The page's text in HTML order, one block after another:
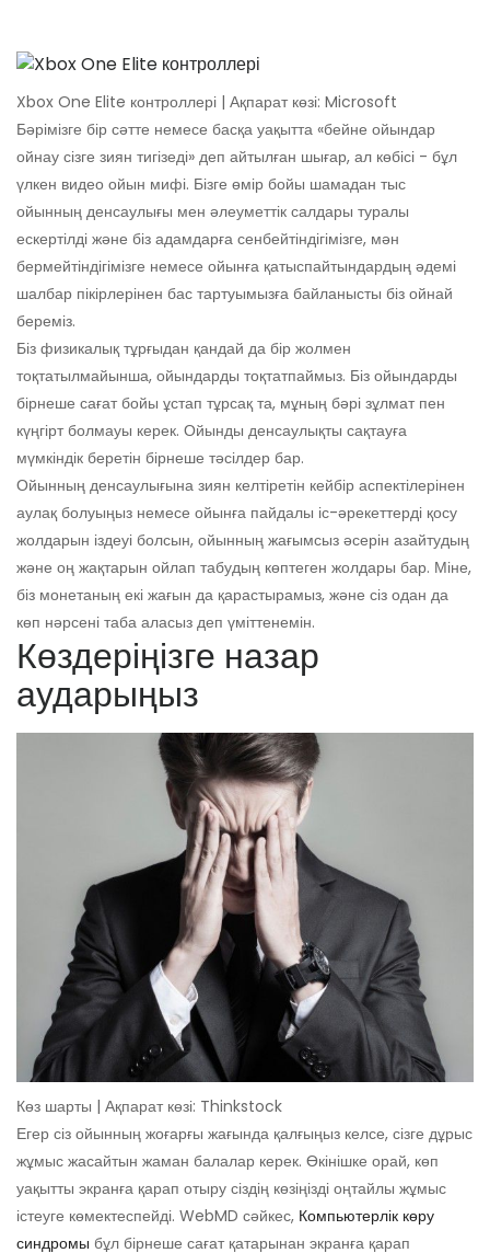
Xbox One Elite контроллері | Ақпарат көзі: Microsoft
Бәрімізге бір сәтте немесе басқа уақытта «бейне ойындар
ойнау сізге зиян тигізеді» деп айтылған шығар, ал көбісі - бұл
үлкен видео ойын мифі. Бізге өмір бойы шамадан тыс
ойынның денсаулығы мен әлеуметтік салдары туралы
ескертілді және біз адамдарға сенбейтіндігімізге, мән
бермейтіндігімізге немесе ойынға қатыспайтындардың әдемі
шалбар пікірлерінен бас тартуымызға байланысты біз ойнай
береміз.
Біз физикалық тұрғыдан қандай да бір жолмен
тоқтатылмайынша, ойындарды тоқтатпаймыз. Біз ойындарды
бірнеше сағат бойы ұстап тұрсақ та, мұның бәрі зұлмат пен
күңгірт болмауы керек. Ойынды денсаулықты сақтауға
мүмкіндік беретін бірнеше тәсілдер бар.
Ойынның денсаулығына зиян келтіретін кейбір аспектілерінен
аулақ болуыңыз немесе ойынға пайдалы іс-әрекеттерді қосу
жолдарын іздеуі болсын, ойынның жағымсыз әсерін азайтудың
және оң жақтарын ойлап табудың көптеген жолдары бар. Міне,
біз монетаның екі жағын да қарастырамыз, және сіз одан да
көп нәрсені таба аласыз деп үміттенемін.
Көздеріңізге назар
аударыңыз
Көз шарты | Ақпарат көзі: Thinkstock
Егер сіз ойынның жоғарғы жағында қалғыңыз келсе, сізге дұрыс
жұмыс жасайтын жаман балалар керек. Өкінішке орай, көп
уақытты экранға қарап отыру сіздің көзіңізді оңтайлы жұмыс
істеуге көмектеспейді. WebMD сәйкес, Компьютерлік көру
синдромы бұл бірнеше сағат қатарынан экранға қарап